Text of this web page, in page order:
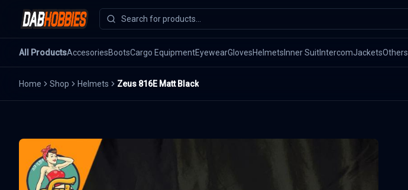
All ProductsAccesoriesBootsCargo EquipmentEyewearGlovesHelmets Inner SuitIntercomJacketsOthers
Home Shop Helmets Zeus 816E Matt Black